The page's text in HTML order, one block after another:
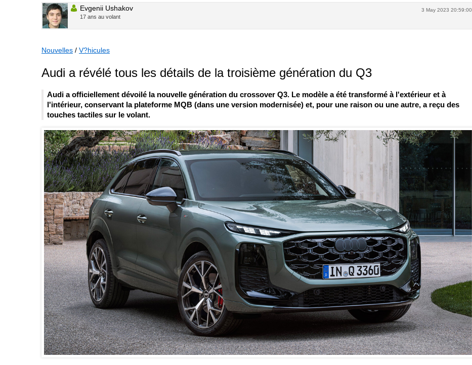
3 May 2023 20:59:00
Evgenii Ushakov
17 ans au volant
Nouvelles / V?hicules
Audi a révélé tous les détails de la troisième génération du Q3
Audi a officiellement dévoilé la nouvelle génération du crossover Q3. Le modèle a été transformé à l'extérieur et à
l'intérieur, conservant la plateforme MQB (dans une version modernisée) et, pour une raison ou une autre, a reçu des
touches tactiles sur le volant.